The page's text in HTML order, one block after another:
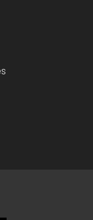
sur mesure